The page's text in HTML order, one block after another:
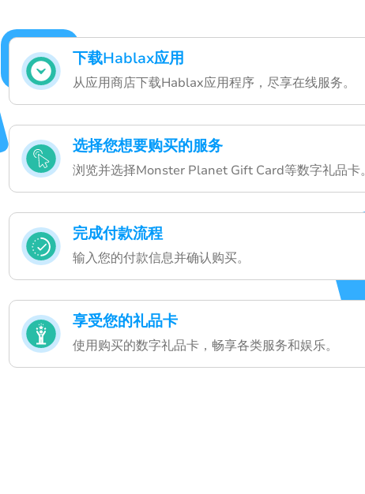
下载Hablax应用
从应用商店下载Hablax应用程序，尽享在线服务。
选择您想要购买的服务
浏览并选择Monster Planet Gift Card等数字礼品卡。
完成付款流程
输入您的付款信息并确认购买。
享受您的礼品卡
使用购买的数字礼品卡，畅享各类服务和娱乐。